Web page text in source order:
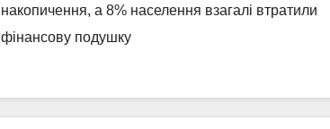
накопичення, а 8% населення взагалі втратили
фінансову подушку